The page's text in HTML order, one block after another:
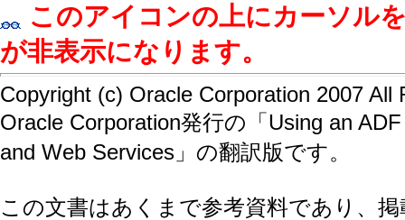
このアイコンの上にカーソル
が非表示になります。
Copyright (c) Oracle Corporation 2007 All
Oracle Corporation発行の「Using an
and Web Services」の翻訳版です。
この文書はあくまで参考資料であり、 掲